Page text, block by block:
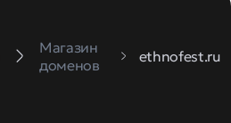
Магазин
доменов
ethnofest.ru